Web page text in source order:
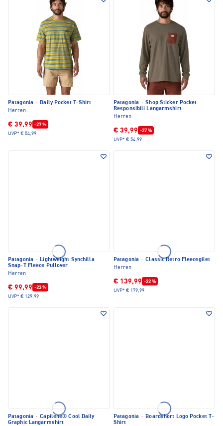
Patagonia · Daily Pocket T-Shirt
Herren
€ 39,99 -27 %
UVP* € 54,99
Patagonia · Shop Sticker Pocket
Responsibili Langarmshirt
Herren
€ 39,99 -27 %
UVP* € 54,99
Patagonia · Lightweight Synchilla
Snap-T Fleece Pullover
Herren
€ 99,99 -23 %
UVP* € 129,99
Patagonia · Classic Retro Fleecegilet
Herren
€ 139,99 -22 %
UVP* € 179,99
Patagonia · Capilene® Cool Daily
Graphic Langarmshirt
Patagonia · Boardshort Logo Pocket T-
Shirt